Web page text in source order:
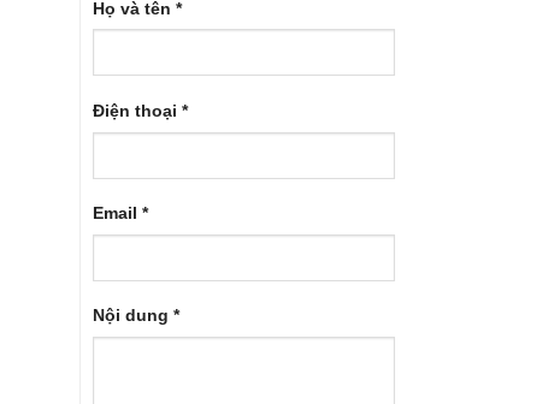
Họ và tên *
Điện thoại *
Email *
Nội dung *